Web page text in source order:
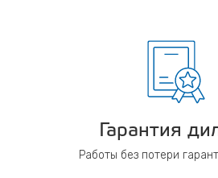
Гарантия
Работы без потери